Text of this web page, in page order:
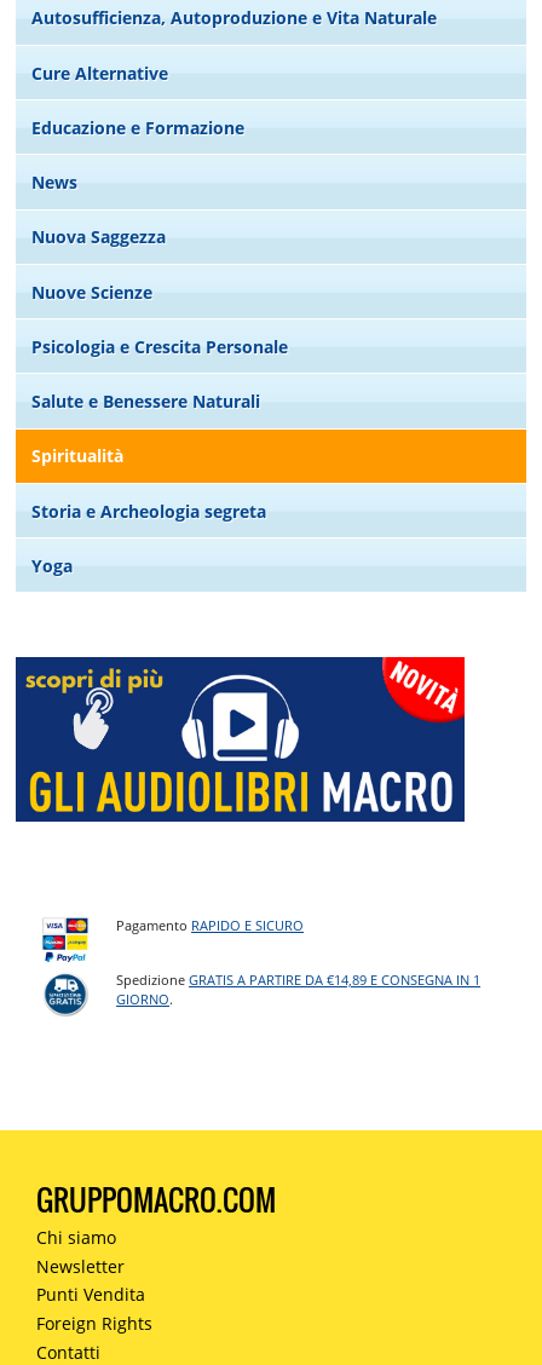
Autosufficienza, Autoproduzione e Vita Naturale
Cure Alternative
Educazione e Formazione
News
Nuova Saggezza
Nuove Scienze
Psicologia e Crescita Personale
Salute e Benessere Naturali
Spiritualità
Storia e Archeologia segreta
Yoga
Pagamento RAPIDO E SICURO
SpedizioneGRATIS A PARTIRE DA €14,89 E CONSEGNA IN 1
GIORNO.
GRUPPOMACRO.COM
Chi siamo
Newsletter
Punti Vendita
Foreign Rights
Contatti